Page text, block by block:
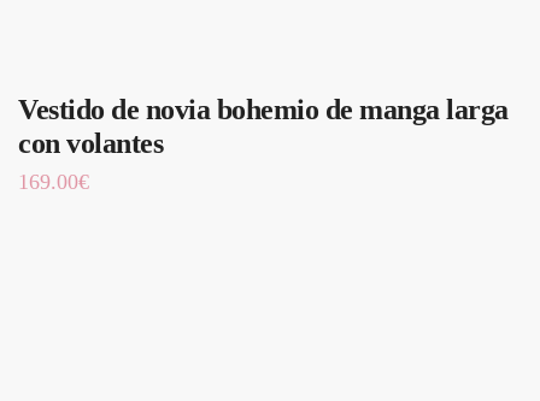
Vestido de novia bohemio de manga larga
con volantes
169.00€